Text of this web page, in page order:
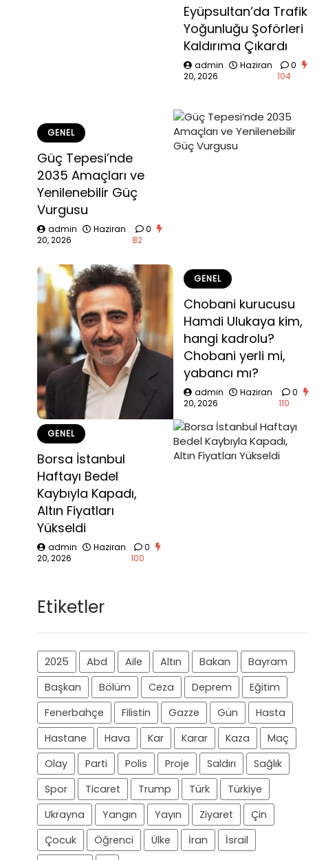
Eyüpsultan’da Trafik
Yoğunluğu Şoförleri
Kaldırıma Çıkardı
admin
Haziran
20, 2026
0
104
GENEL
Güç Tepesi’nde
2035 Amaçları ve
Yenilenebilir Güç
Vurgusu
admin
Haziran
20, 2026
0
82
GENEL
Chobani kurucusu
Hamdi Ulukaya kim,
hangi kadrolu?
Chobani yerli mi,
yabancı mı?
admin
Haziran
20, 2026
0
110
GENEL
Borsa İstanbul
Haftayı Bedel
Kaybıyla Kapadı,
Altın Fiyatları
Yükseldi
admin
Haziran
20, 2026
0
100
Etiketler
2025 Abd Aile Altın Bakan
Bayram
Başkan
Bölüm Ceza Deprem
Eğitim
Fenerbahçe
Filistin Gazze Gün
Hasta
Hastane
Hava Kar Karar Kaza
Maç
Olay
Parti Polis Proje Saldırı
Sağlık
Spor
Ticaret Trump Türk
Türkiye
Ukrayna
Yangın Yayın Ziyaret
Çin
Çocuk
Öğrenci Ülke İran
İsrail